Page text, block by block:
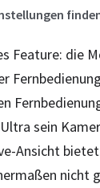
Feature: die
sein
Ansicht
nicht